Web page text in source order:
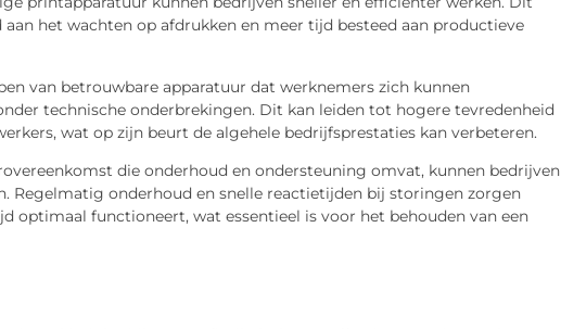
het wachten op afdrukken en meer tijd besteed aan productieve
van betrouwbare apparatuur dat werknemers zich kunnen
technische onderbrekingen. Dit kan leiden tot hogere tevredenheid
wat op zijn beurt de algehele bedrijfsprestaties kan verbeteren.
die onderhoud en ondersteuning omvat, kunnen bedrijven
Regelmatig onderhoud en snelle reactietijden bij storingen zorgen
optimaal functioneert, wat essentieel is voor het behouden van een